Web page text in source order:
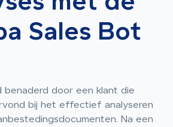
Sales Bot
benaderd door een klant die
bij het effectief analyseren
Na een